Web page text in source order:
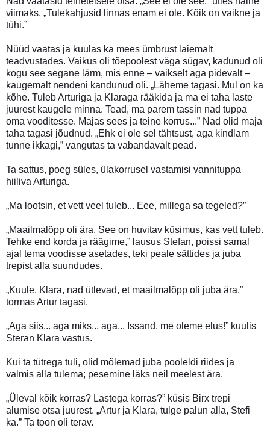
viimaks. „Tulekahjusid linnas enam ei ole. Kõik on vaikne ja
tühi.”
Nüüd vaatas ja kuulas ka mees ümbrust laiemalt
teadvustades. Vaikus oli tõepoolest väga sügav, kadunud oli
kogu see segane lärm, mis enne – vaikselt aga pidevalt –
kaugemalt nendeni kandunud oli. „Läheme tagasi. Mul on ka
kõhe. Tuleb Arturiga ja Klaraga rääkida ja ma ei taha laste
juurest kaugele minna. Tead, ma parem tassin nad tuppa
oma vooditesse. Majas sees ja teine korrus...” Nad olid maja
taha tagasi jõudnud. „Ehk ei ole sel tähtsust, aga kindlam
tunne ikkagi,” vangutas ta vabandavalt pead.
Ta sattus, poeg süles, ülakorrusel vastamisi vannituppa
hiiliva Arturiga.
„Ma lootsin, et vett veel tuleb... Eee, millega sa tegeled?”
„Maailmalõpp oli ära. See on huvitav küsimus, kas vett tuleb.
Tehke end korda ja räägime,” lausus Stefan, poissi samal
ajal tema voodisse asetades, teki peale sättides ja juba
trepist alla suundudes.
„Kuule, Klara, nad ütlevad, et maailmalõpp oli juba ära,”
tormas Artur tagasi.
„Aga siis... aga miks... aga... Issand, me oleme elus!” kuulis
Steran Klara vastus.
Kui ta tütrega tuli, olid mõlemad juba pooleldi riides ja
valmis alla tulema; pesemine läks neil meelest ära.
„Üleval kõik korras? Lastega korras?” küsis Birx trepi
alumise otsa juurest. „Artur ja Klara, tulge palun alla, Stefi
ka.” Ta toon oli terav.